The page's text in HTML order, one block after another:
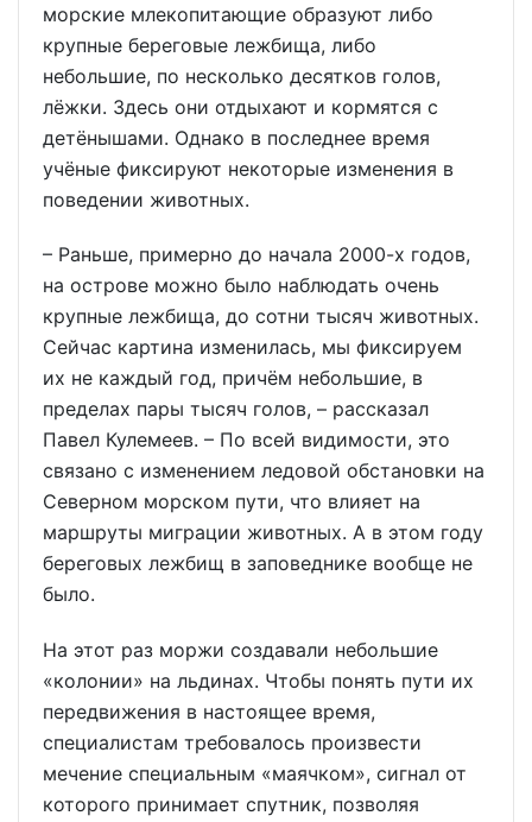
морские млекопитающие образуют либо
крупные береговые лежбища, либо
небольшие, по несколько десятков голов,
лёжки. Здесь они отдыхают и кормятся с
детёнышами. Однако в последнее время
учёные фиксируют некоторые изменения в
поведении животных.
– Раньше, примерно до начала 2000-х годов,
на острове можно было наблюдать очень
крупные лежбища, до сотни тысяч животных.
Сейчас картина изменилась, мы фиксируем
их не каждый год, причём небольшие, в
пределах пары тысяч голов, – рассказал
Павел Кулемеев. – По всей видимости, это
связано с изменением ледовой обстановки на
Северном морском пути, что влияет на
маршруты миграции животных. А в этом году
береговых лежбищ в заповеднике вообще не
было.
На этот раз моржи создавали небольшие
«колонии» на льдинах. Чтобы понять пути их
передвижения в настоящее время,
специалистам требовалось произвести
мечение специальным «маячком», сигнал от
которого принимает спутник, позволяя